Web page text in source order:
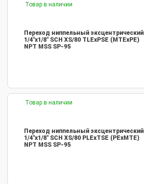
Товар в наличии
Переход ниппельный эксцентрический
1/4"х1/8" SCH XS/80 TLEхPSE (MTEхPE)
NPT MSS SP-95
Товар в наличии
Переход ниппельный эксцентрический
1/4"х1/8" SCH XS/80 PLEхTSE (PEхMTE)
NPT MSS SP-95